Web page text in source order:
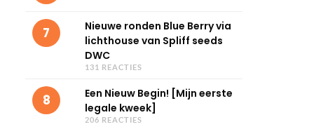
7
Nieuwe ronden Blue Berry via
lichthouse van Spliff seeds
DWC
131 REACTIES
8
Een Nieuw Begin! [Mijn eerste
legale kweek]
206 REACTIES